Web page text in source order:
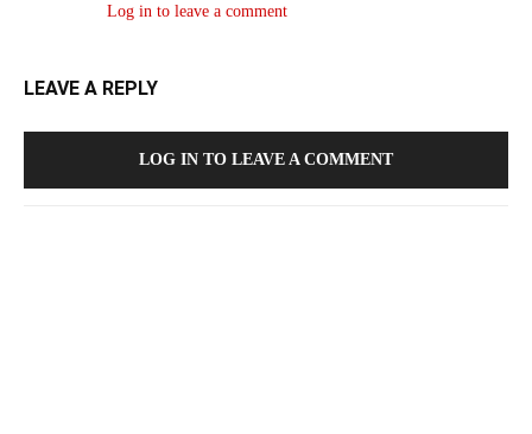
Log in to leave a comment
LEAVE A REPLY
LOG IN TO LEAVE A COMMENT